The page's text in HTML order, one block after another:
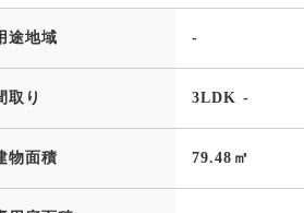
途地域 -
取り 3LDK -
物面積 79.48㎡